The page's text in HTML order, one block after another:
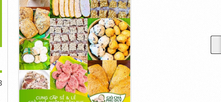
Nồi Nấu Phở Bằng
Điện...
2,000,000đ
Điểm Danh 3 Mẫu Đồng
Hồ Nam...
2,000,000đ